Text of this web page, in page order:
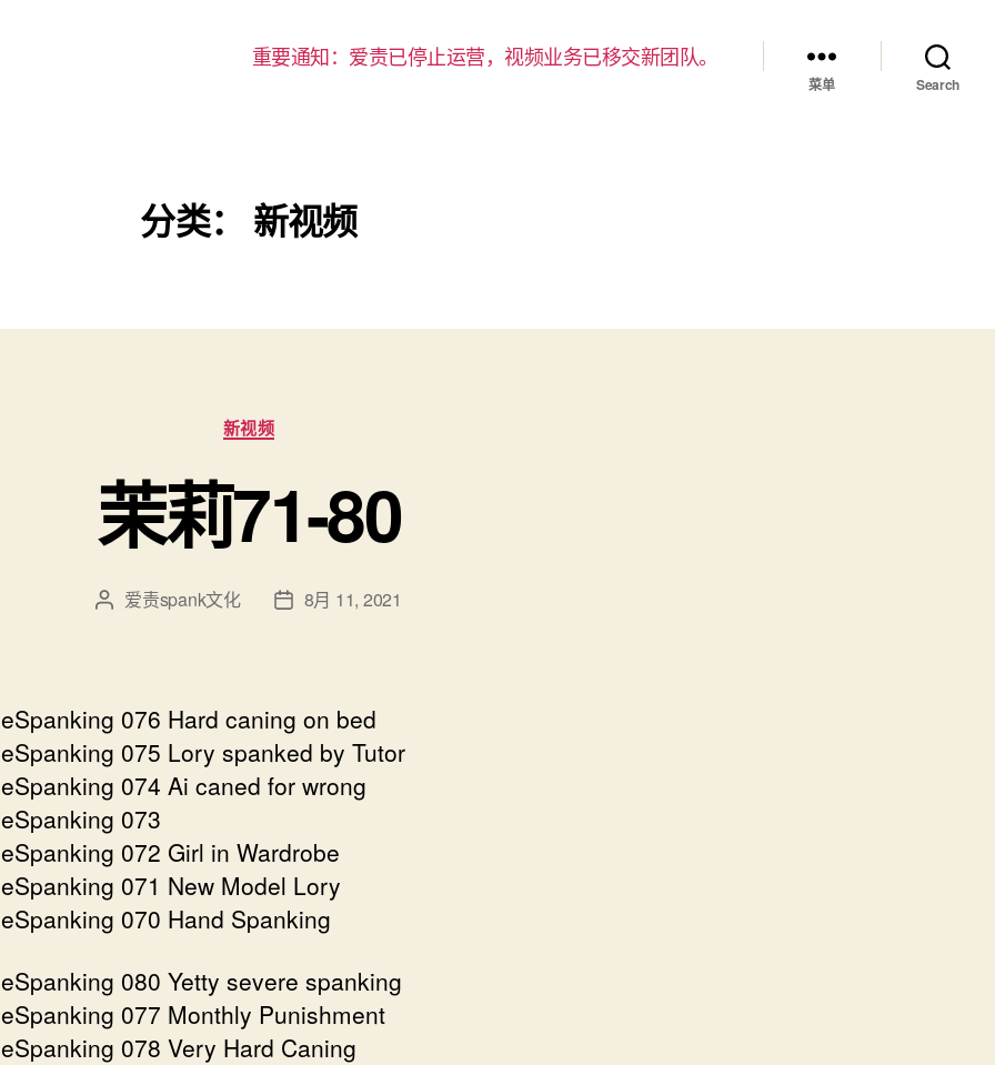
重要通知：爱责已停止运营，视频业务已移交新团队。
菜单 Search
分类： 新视频
分
类
新视频
茉莉71-80
文 爱责spank文化
发 8月 11, 2021
076 Hard caning on bed
075 Lory spanked by Tutor
074 Ai caned for wrong
073
072 Girl in Wardrobe
071 New Model Lory
070 Hand Spanking
080 Yetty severe spanking
077 Monthly Punishment
078 Very Hard Caning